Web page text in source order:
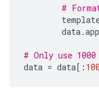
#
data.
# Only use
data = data[: